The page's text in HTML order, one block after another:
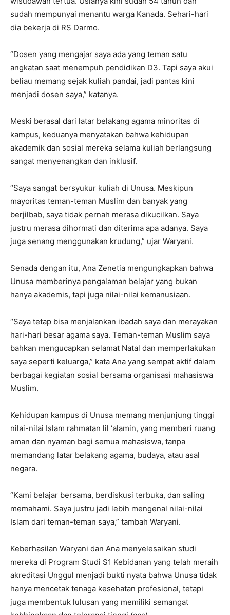
sudah mempunyai menantu warga Kanada. Sehari-hari
dia bekerja di RS Darmo.
“Dosen yang mengajar saya ada yang teman satu
angkatan saat menempuh pendidikan D3. Tapi saya akui
beliau memang sejak kuliah pandai, jadi pantas kini
menjadi dosen saya,” katanya.
Meski berasal dari latar belakang agama minoritas di
kampus, keduanya menyatakan bahwa kehidupan
akademik dan sosial mereka selama kuliah berlangsung
sangat menyenangkan dan inklusif.
“Saya sangat bersyukur kuliah di Unusa. Meskipun
mayoritas teman-teman Muslim dan banyak yang
berjilbab, saya tidak pernah merasa dikucilkan. Saya
justru merasa dihormati dan diterima apa adanya. Saya
juga senang menggunakan krudung,” ujar Waryani.
Senada dengan itu, Ana Zenetia mengungkapkan bahwa
Unusa memberinya pengalaman belajar yang bukan
hanya akademis, tapi juga nilai-nilai kemanusiaan.
“Saya tetap bisa menjalankan ibadah saya dan merayakan
hari-hari besar agama saya. Teman-teman Muslim saya
bahkan mengucapkan selamat Natal dan memperlakukan
saya seperti keluarga,” kata Ana yang sempat aktif dalam
berbagai kegiatan sosial bersama organisasi mahasiswa
Muslim.
Kehidupan kampus di Unusa memang menjunjung tinggi
nilai-nilai Islam rahmatan lil ‘alamin, yang memberi ruang
aman dan nyaman bagi semua mahasiswa, tanpa
memandang latar belakang agama, budaya, atau asal
negara.
“Kami belajar bersama, berdiskusi terbuka, dan saling
memahami. Saya justru jadi lebih mengenal nilai-nilai
Islam dari teman-teman saya,” tambah Waryani.
Keberhasilan Waryani dan Ana menyelesaikan studi
mereka di Program Studi S1 Kebidanan yang telah meraih
akreditasi Unggul menjadi bukti nyata bahwa Unusa tidak
hanya mencetak tenaga kesehatan profesional, tetapi
juga membentuk lulusan yang memiliki semangat